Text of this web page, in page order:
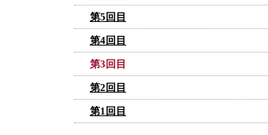
第5回目
第4回目
第3回目
第2回目
第1回目